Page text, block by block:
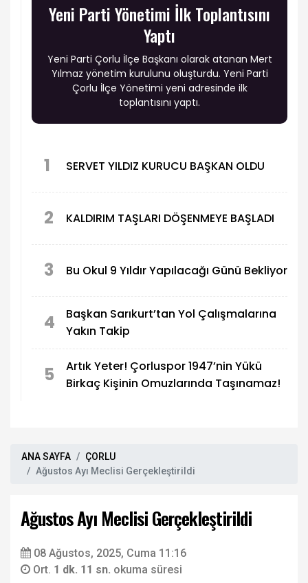
Yeni Parti Yönetimi İlk Toplantısını
Yaptı
Yeni Parti Çorlu İlçe Başkanı olarak atanan Mert
Yılmaz yönetim kurulunu oluşturdu. Yeni Parti
Çorlu İlçe Yönetimi yeni adresinde ilk
toplantısını yaptı.
1 SERVET YILDIZ KURUCU BAŞKAN OLDU
2 KALDIRIM TAŞLARI DÖŞENMEYE BAŞLADI
3 Bu Okul 9 Yıldır Yapılacağı Günü Bekliyor
4
Başkan Sarıkurt’tan Yol Çalışmalarına
Yakın Takip
5
Artık Yeter! Çorluspor 1947’nin Yükü
Birkaç Kişinin Omuzlarında Taşınamaz!
ANA SAYFA
ÇORLU
Ağustos Ayı Meclisi Gerçekleştirildi
Ağustos Ayı Meclisi Gerçekleştirildi
08 Ağustos, 2025, Cuma 11:16
Ort. 1 dk. 11 sn. okuma süresi